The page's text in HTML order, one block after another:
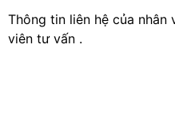
Thông tin liên hệ của
viên tư vấn .